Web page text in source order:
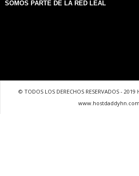
SOMOS PARTE DE LA RED LEAL
© TODOS LOS DERECHOS RESERVADOS - 2019
www.hostdaddyhn.com